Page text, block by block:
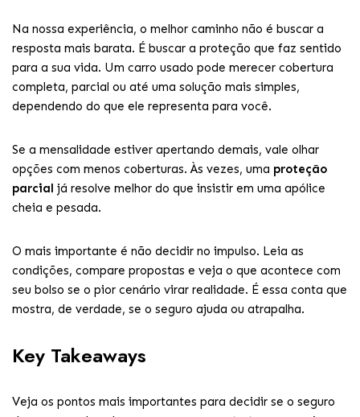
Na nossa experiência, o melhor caminho não é buscar a
resposta mais barata. É buscar a proteção que faz sentido
para a sua vida. Um carro usado pode merecer cobertura
completa, parcial ou até uma solução mais simples,
dependendo do que ele representa para você.
Se a mensalidade estiver apertando demais, vale olhar
opções com menos coberturas. Às vezes, uma proteção
parcial já resolve melhor do que insistir em uma apólice
cheia e pesada.
O mais importante é não decidir no impulso. Leia as
condições, compare propostas e veja o que acontece com
seu bolso se o pior cenário virar realidade. É essa conta que
mostra, de verdade, se o seguro ajuda ou atrapalha.
Key Takeaways
Veja os pontos mais importantes para decidir se o seguro